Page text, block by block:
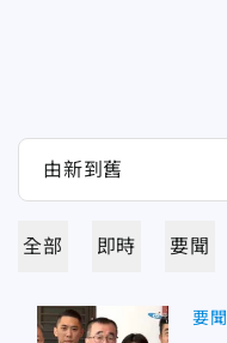
全部 即時 要聞
要聞